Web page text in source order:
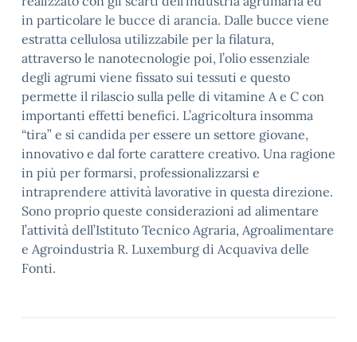
in particolare le bucce di arancia. Dalle bucce viene
estratta cellulosa utilizzabile per la filatura,
attraverso le nanotecnologie poi, l’olio essenziale
degli agrumi viene fissato sui tessuti e questo
permette il rilascio sulla pelle di vitamine A e C con
importanti effetti benefici. L’agricoltura insomma
“tira” e si candida per essere un settore giovane,
innovativo e dal forte carattere creativo. Una ragione
in più per formarsi, professionalizzarsi e
intraprendere attività lavorative in questa direzione.
Sono proprio queste considerazioni ad alimentare
l’attività dell’Istituto Tecnico Agraria, Agroalimentare
e Agroindustria R. Luxemburg di Acquaviva delle
Fonti.